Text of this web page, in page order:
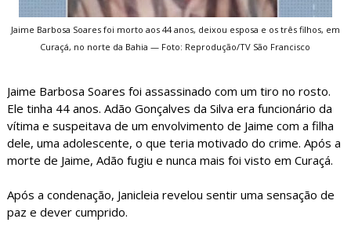
Jaime Barbosa Soares foi morto aos 44 anos, deixou esposa e os três filhos, em
Curaçá, no norte da Bahia — Foto: Reprodução/TV São Francisco
Jaime Barbosa Soares foi assassinado com um tiro no rosto.
Ele tinha 44 anos. Adão Gonçalves da Silva era funcionário da
vítima e suspeitava de um envolvimento de Jaime com a filha
dele, uma adolescente, o que teria motivado do crime. Após a
morte de Jaime, Adão fugiu e nunca mais foi visto em Curaçá.
Após a condenação, Janicleia revelou sentir uma sensação de
paz e dever cumprido.